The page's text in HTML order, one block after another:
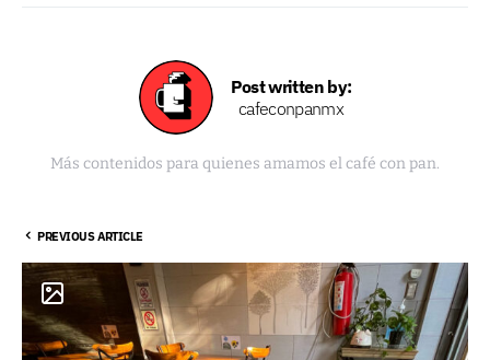
Post written by:
cafeconpanmx
Más contenidos para quienes amamos el café con pan.
PREVIOUS ARTICLE